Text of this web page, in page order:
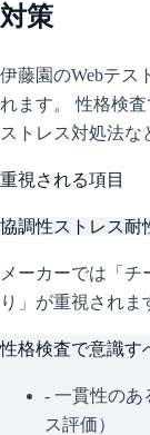
対策
伊藤園のWebテス
れます。 性格検
ストレス対処法な
重視される項目
協調性ストレス耐
メーカーでは「
り」が重視されま
性格検査で意識す
- 一貫性のあ
ス評価）